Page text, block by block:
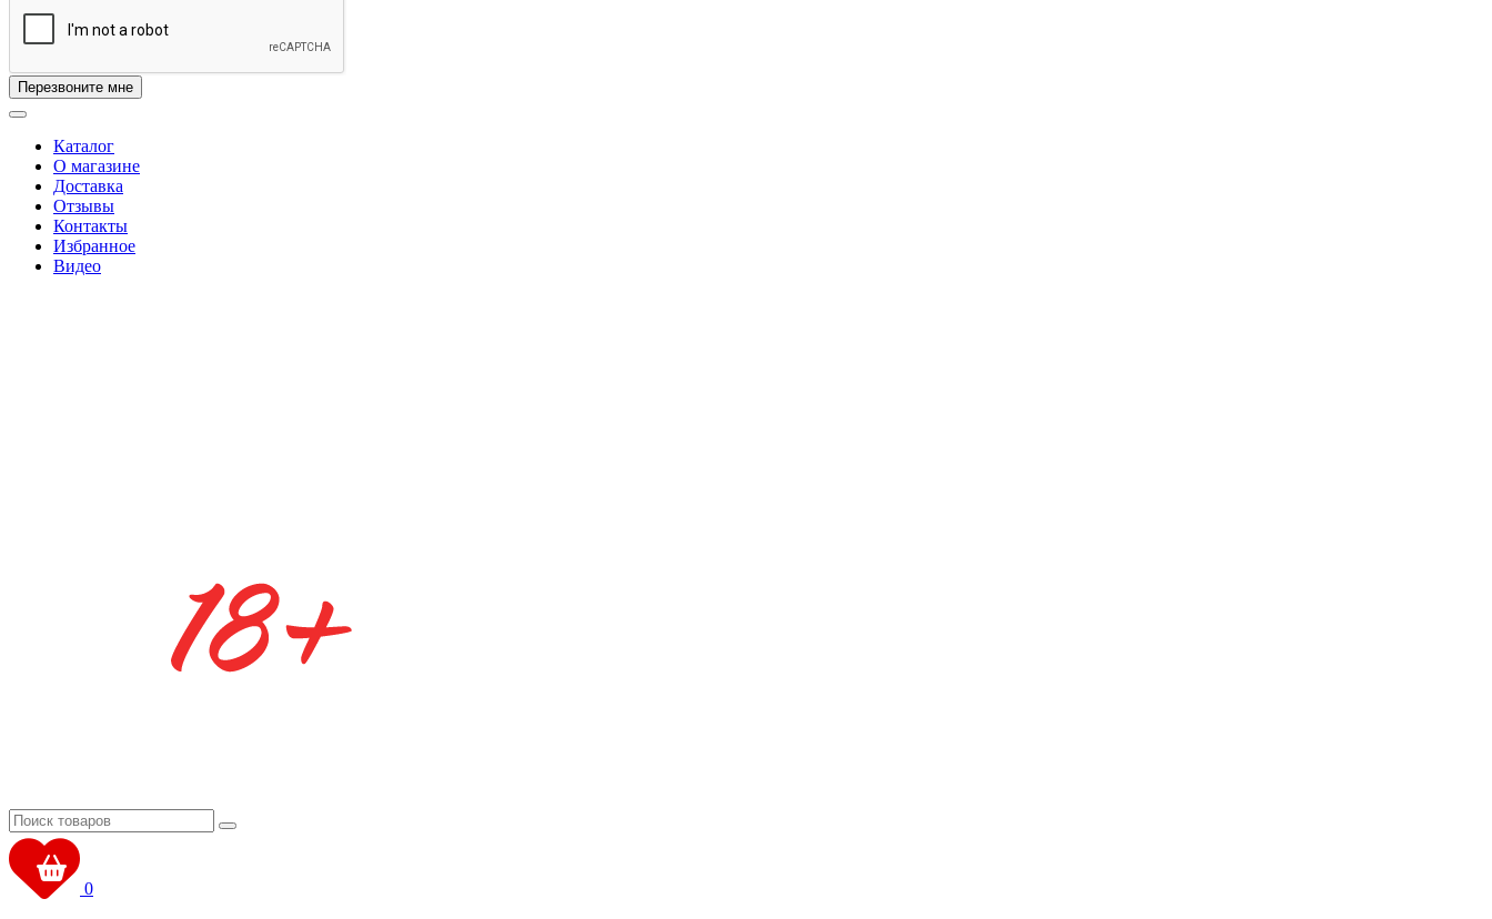
Перезвоните мне
Каталог
О магазине
Доставка
Отзывы
Контакты
Избранное
Видео
0